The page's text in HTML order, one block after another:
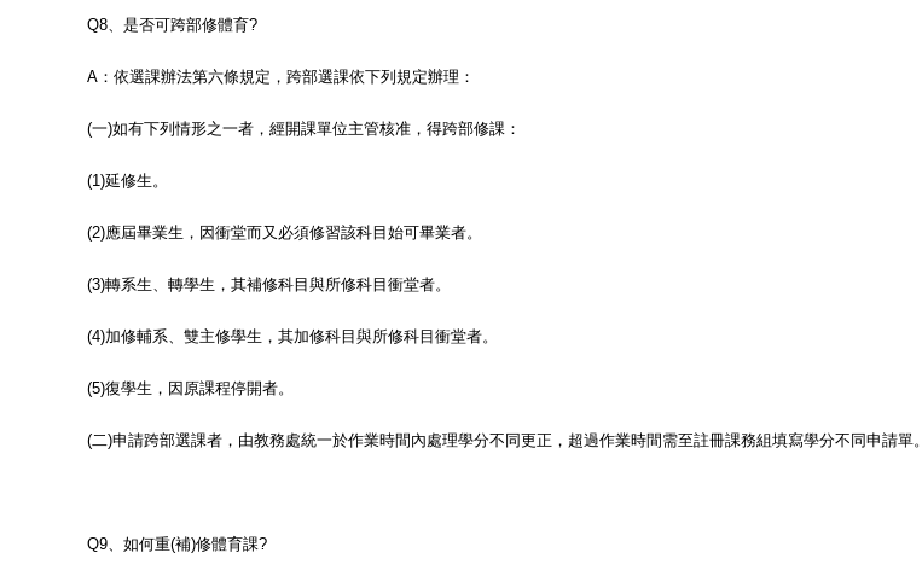
Q8、是否可跨部修體育?
A ：依選課辦法第六條規定，跨部選課依下列規定辦理：
(一)如有下列情形之一者，經開課單位主管核准，得跨部修課：
(1)延修生。
(2)應屆畢業生，因衝堂而又必須修習該科目始可畢業者。
(3)轉系生、轉學生，其補修科目與所修科目衝堂者。
(4)加修輔系、雙主修學生，其加修科目與所修科目衝堂者。
(5)復學生，因原課程停開者。
(二)申請跨部選課者，由教務處統一於作業時間內處理學分不同更正，超過作業時間需至註冊課務組填寫學分不同申請單。
Q9、如何重(補)修體育課?